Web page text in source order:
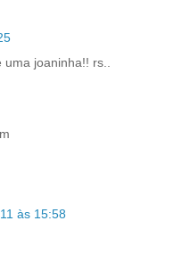
joaninha!! rs..
às 15:58